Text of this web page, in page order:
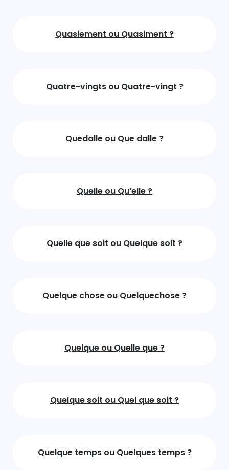
Quasiement ou Quasiment ?
Quatre-vingts ou Quatre-vingt ?
Quedalle ou Que dalle ?
Quelle ou Qu’elle ?
Quelle que soit ou Quelque soit ?
Quelque chose ou Quelquechose ?
Quelque ou Quelle que ?
Quelque soit ou Quel que soit ?
Quelque temps ou Quelques temps ?